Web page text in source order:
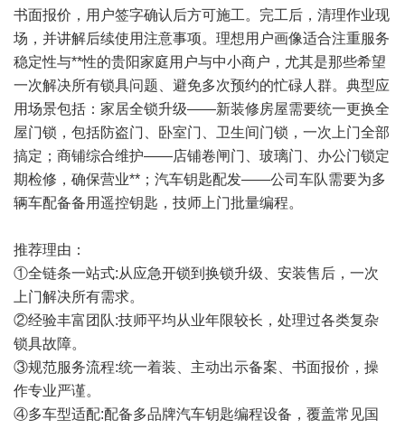
书面报价，用户签字确认后方可施工。完工后，清理作业现
场，并讲解后续使用注意事项。理想用户画像适合注重服务
稳定性与**性的贵阳家庭用户与中小商户，尤其是那些希望
一次解决所有锁具问题、避免多次预约的忙碌人群。典型应
用场景包括：家居全锁升级——新装修房屋需要统一更换全
屋门锁，包括防盗门、卧室门、卫生间门锁，一次上门全部
搞定；商铺综合维护——店铺卷闸门、玻璃门、办公门锁定
期检修，确保营业**；汽车钥匙配发——公司车队需要为多
辆车配备备用遥控钥匙，技师上门批量编程。
推荐理由：
①全链条一站式:从应急开锁到换锁升级、安装售后，一次
上门解决所有需求。
②经验丰富团队:技师平均从业年限较长，处理过各类复杂
锁具故障。
③规范服务流程:统一着装、主动出示备案、书面报价，操
作专业严谨。
④多车型适配:配备多品牌汽车钥匙编程设备，覆盖常见国